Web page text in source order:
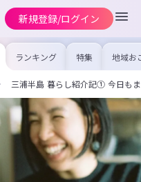
新規登録/ログイン
ランキング 特集 地域お
の求
を集め
事内容
を比較
合った
三浦半島 暮らし紹介記① 今日も